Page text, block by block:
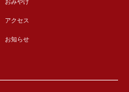
おみやげ
アクセス
お知らせ